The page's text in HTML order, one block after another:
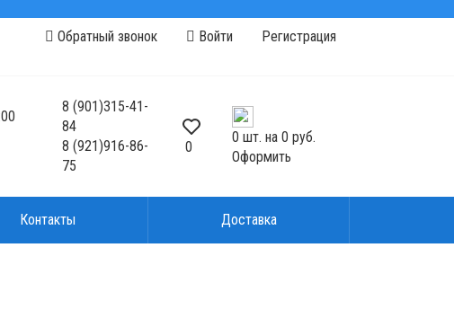
Обратный звонок Войти Регистрация
8(901)315-41-
84
8(921)916-86-
75
0
0 шт. на 0 руб.
Оформить
Контакты Доставка